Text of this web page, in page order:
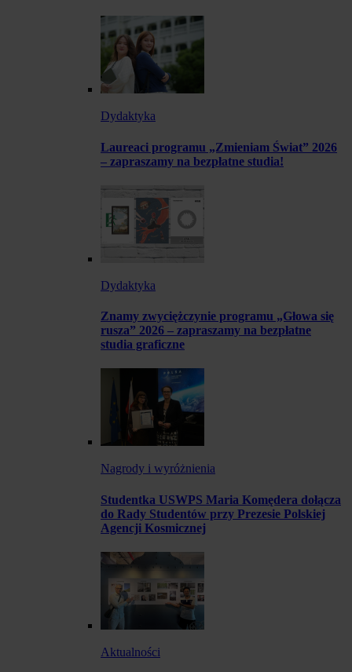
Dydaktyka
Laureaci programu „Zmieniam Świat” 2026
– zapraszamy na bezpłatne studia!
Dydaktyka
Znamy zwyciężczynie programu „Głowa się
rusza” 2026 – zapraszamy na bezpłatne
studia graficzne
Nagrody i wyróżnienia
Studentka USWPS Maria Komędera dołącza
do Rady Studentów przy Prezesie Polskiej
Agencji Kosmicznej
Aktualności